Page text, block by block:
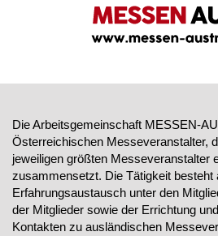
Die Arbeitsgemeinschaft MESSEN-
Österreichischen Messeveranstalter,
jeweiligen größten Messeveranstalter
zusammensetzt. Die Tätigkeit besteht
Erfahrungsaustausch unter den
der Mitglieder sowie der Errichtung
Kontakten zu ausländischen